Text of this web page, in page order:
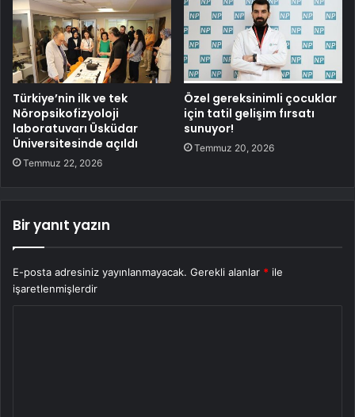
Türkiye’nin ilk ve tek
Nöropsikofizyoloji
laboratuvarı Üsküdar
Üniversitesinde açıldı
Temmuz 22, 2026
Özel gereksinimli çocuklar
için tatil gelişim fırsatı
sunuyor!
Temmuz 20, 2026
Bir yanıt yazın
E-posta adresiniz yayınlanmayacak. Gerekli alanlar * ile
işaretlenmişlerdir